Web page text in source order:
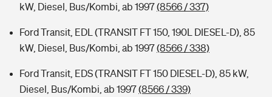
kW, Diesel, Bus/Kombi, ab 1997(8566 / 337)
Ford Transit, EDL (TRANSIT FT 150, 190L DIESEL-D), 85
kW, Diesel, Bus/Kombi, ab 1997(8566 / 338)
Ford Transit, EDS (TRANSIT FT 150 DIESEL-D), 85 kW,
Diesel, Bus/Kombi, ab 1997(8566 / 339)